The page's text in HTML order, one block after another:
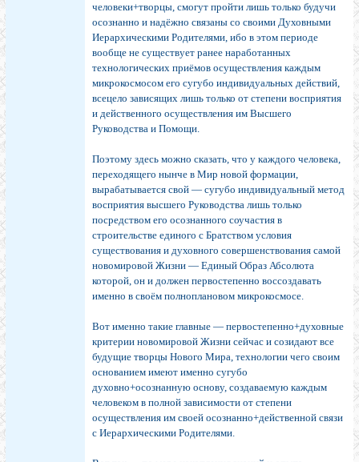
человеки+творцы, смогут пройти лишь только будучи
осознанно и надёжно связаны со своими Духовными
Иерархическими Родителями, ибо в этом периоде
вообще не существует ранее наработанных
технологических приёмов осуществления каждым
микрокосмосом его сугубо индивидуальных действий,
всецело зависящих лишь только от степени восприятия
и действенного осуществления им Высшего
Руководства и Помощи.
Поэтому здесь можно сказать, что у каждого человека,
переходящего нынче в Мир новой формации,
вырабатывается свой — сугубо индивидуальный метод
восприятия высшего Руководства лишь только
посредством его осознанного соучастия в
строительстве единого с Братством условия
существования и духовного совершенствования самой
новомировой Жизни — Единый Образ Абсолюта
которой, он и должен первостепенно воссоздавать
именно в своём полноплановом микрокосмосе.
Вот именно такие главные — первостепенно+духовные
критерии новомировой Жизни сейчас и созидают все
будущие творцы Нового Мира, технологии чего своим
основанием имеют именно сугубо
духовно+осознанную основу, создаваемую каждым
человеком в полной зависимости от степени
осуществления им своей осознанно+действенной связи
с Иерархическими Родителями.